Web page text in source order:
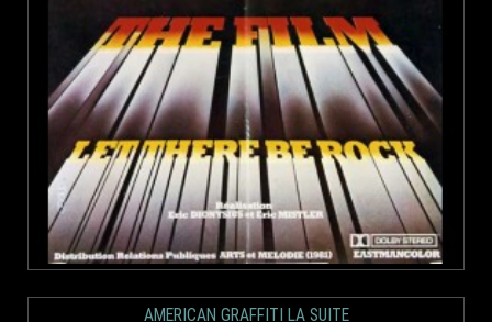
AMERICAN GRAFFITI LA SUITE